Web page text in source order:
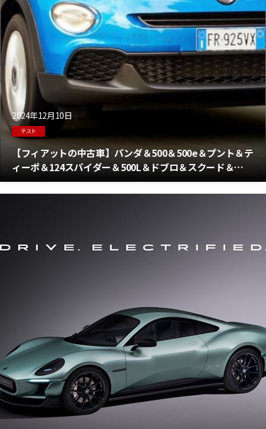
2024年12月10日
テスト
【フィアットの中古車】パンダ＆500＆500e＆プント＆テ
ィーポ＆124スパイダー＆500L＆ドブロ＆スクード＆
500X＆フリーモント